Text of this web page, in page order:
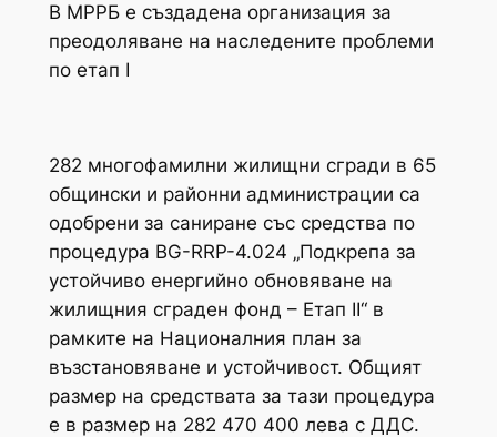
В МРРБ е създадена организация за
преодоляване на наследените проблеми
по етап I
282 многофамилни жилищни сгради в 65
общински и районни администрации са
одобрени за саниране със средства по
процедура BG-RRP-4.024 „Подкрепа за
устойчиво енергийно обновяване на
жилищния сграден фонд – Етап II“ в
рамките на Националния план за
възстановяване и устойчивост. Общият
размер на средствата за тази процедура
е в размер на 282 470 400 лева с ДДС.